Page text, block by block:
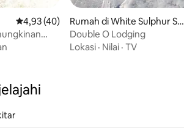
Nilai rata-rata 4,93 dari 5, 40 ulasan
4,93 (40)
Rumah di White Sulphur Spri
ngs
Double O Lodging
Lokasi · Nilai · TV